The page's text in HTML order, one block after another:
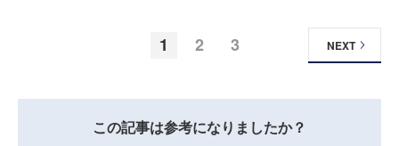
1 2 3 NEXT
この記事は参考になりましたか？